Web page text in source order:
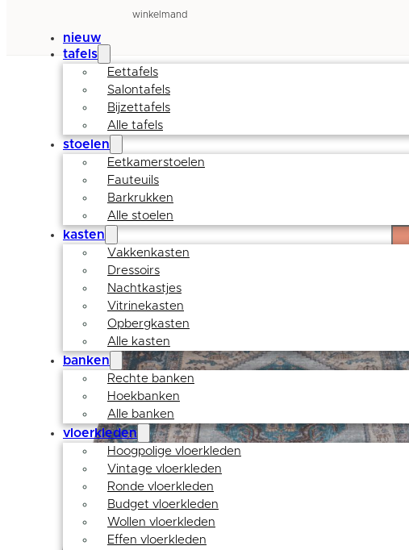
winkelmand
nieuw
tafels
Eettafels
Salontafels
Bijzettafels
Alle tafels
stoelen
Eetkamerstoelen
Fauteuils
Barkrukken
Alle stoelen
kasten
Vakkenkasten
Dressoirs
Nachtkastjes
Vitrinekasten
Opbergkasten
Alle kasten
banken
Rechte banken
Hoekbanken
Alle banken
vloerkleden
Hoogpolige vloerkleden
Vintage vloerkleden
Ronde vloerkleden
Budget vloerkleden
Wollen vloerkleden
Effen vloerkleden